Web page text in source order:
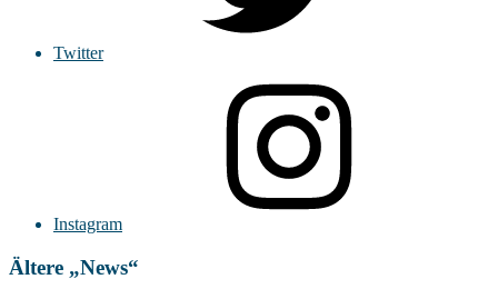
Twitter
Instagram
Ältere „News“